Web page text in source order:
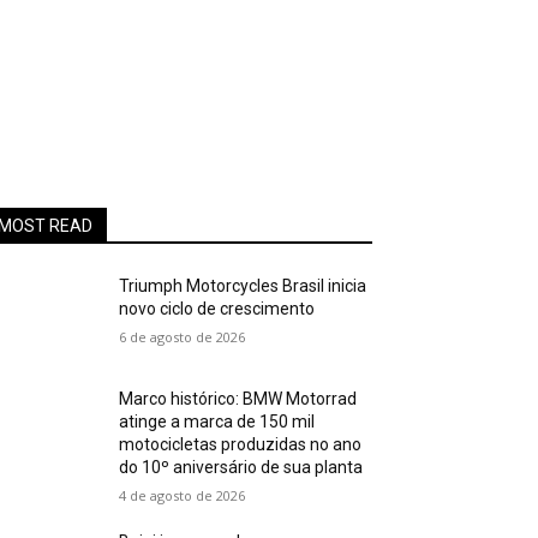
MOST READ
Triumph Motorcycles Brasil inicia
novo ciclo de crescimento
6 de agosto de 2026
Marco histórico: BMW Motorrad
atinge a marca de 150 mil
motocicletas produzidas no ano
do 10º aniversário de sua planta
4 de agosto de 2026